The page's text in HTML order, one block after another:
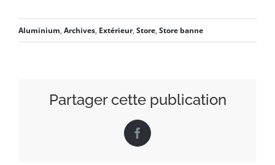
Aluminium, Archives, Extérieur, Store, Store banne
Partager cette publication
Facebook